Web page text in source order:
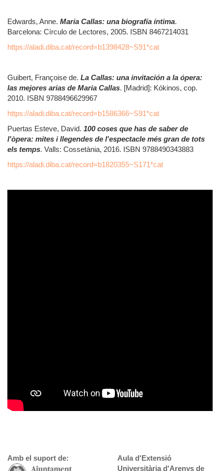
Edwards, Anne. Maria Callas: una biografía íntima.
Barcelona: Círculo de Lectores, 2005. ISBN 8467214031
https://aladi.diba.cat/record=b1398428~S91*cat
Guibert, Françoise de. La Callas: una invitación a la ópera:
las mejores arias de Maria Callas. [Madrid]: Kókinos, cop.
2010. ISBN 9788496629967
https://aladi.diba.cat/record=b1586366~S91*cat
Puertas Esteve, David. 100 coses que has de saber de
l'òpera: mites i llegendes de l'espectacle més gran de tots
els temps. Valls: Cossetània, 2016. ISBN 9788490343883
https://aladi.diba.cat/record=b1820355~S171*cat
Amb el suport de:
Aula d'Extensió
Universitària d'Arenys de